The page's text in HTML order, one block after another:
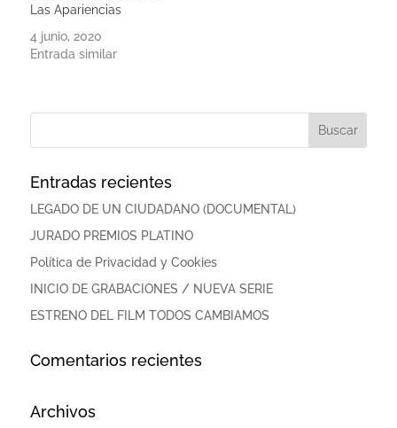
Las Apariencias
4 junio, 2020
Entrada similar
Entradas recientes
LEGADO DE UN CIUDADANO (DOCUMENTAL)
JURADO PREMIOS PLATINO
Política de Privacidad y Cookies
INICIO DE GRABACIONES / NUEVA SERIE
ESTRENO DEL FILM TODOS CAMBIAMOS
Comentarios recientes
Archivos